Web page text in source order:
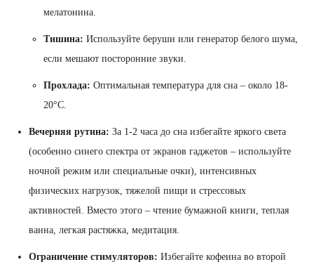
мелатонина.
Тишина: Используйте беруши или генератор белого шума,
если мешают посторонние звуки.
Прохлада: Оптимальная температура для сна – около 18-
20°C.
Вечерняя рутина: За 1-2 часа до сна избегайте яркого света
(особенно синего спектра от экранов гаджетов – используйте
ночной режим или специальные очки), интенсивных
физических нагрузок, тяжелой пищи и стрессовых
активностей. Вместо этого – чтение бумажной книги, теплая
ванна, легкая растяжка, медитация.
Ограничение стимуляторов: Избегайте кофеина во второй